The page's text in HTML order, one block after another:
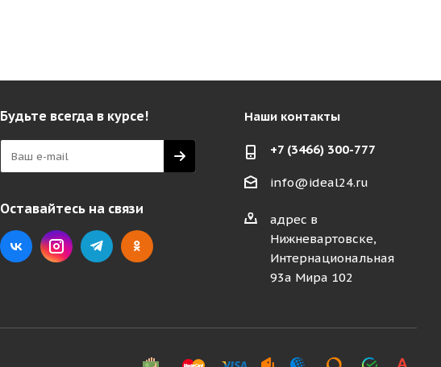
Будьте всегда в курсе!
Оставайтесь на связи
Наши контакты
+7 (3466) 300-777
info@ideal24.ru
адрес в
Нижневартовске,
Интернациональная
93а Мира 102